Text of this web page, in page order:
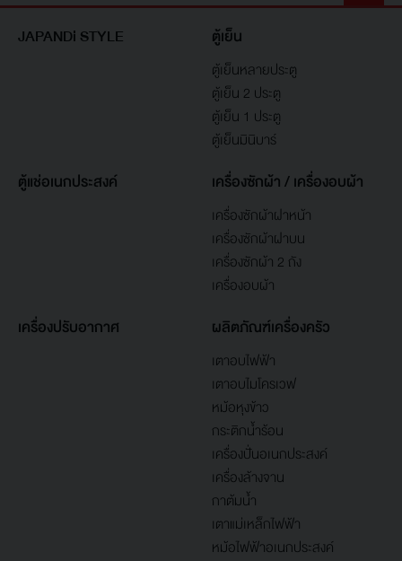
JAPANDi STYLE ตู้เย็น
ตู้เย็นหลายประตู
ตู้เย็น 2 ประตู
ตู้เย็น 1 ประตู
ตู้เย็นมินิบาร์
ตู้แช่อเนกประสงค์ เครื่องซักผ้า / เครื่องอบผ้า
เครื่องซักผ้าฝาหน้า
เครื่องซักผ้าฝาบน
เครื่องซักผ้า 2 ถัง
เครื่องอบผ้า
เครื่องปรับอากาศ ผลิตภัณฑ์เครื่องครัว
เตาอบไฟฟ้า
เตาอบไมโครเวฟ
หม้อหุงข้าว
กระติกน้ำร้อน
เครื่องปั่นอเนกประสงค์
เครื่องล้างจาน
กาต้มน้ำ
เตาแม่เหล็กไฟฟ้า
หม้อไฟฟ้าอเนกประสงค์